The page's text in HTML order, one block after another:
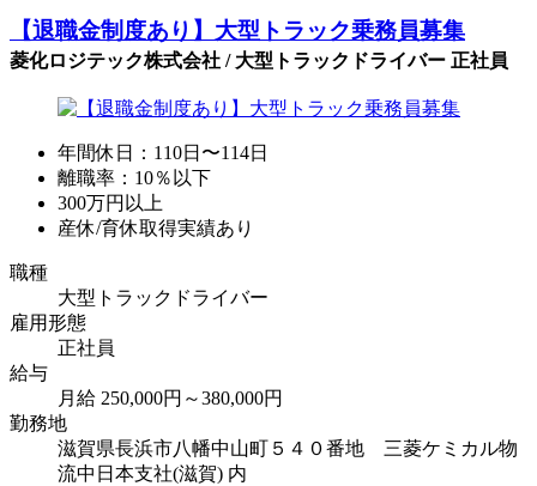
【退職金制度あり】大型トラック乗務員募集
菱化ロジテック株式会社 / 大型トラックドライバー 正社員
年間休日：110日〜114日
離職率：10％以下
300万円以上
産休/育休取得実績あり
職種
大型トラックドライバー
雇用形態
正社員
給与
月給 250,000円～380,000円
勤務地
滋賀県長浜市八幡中山町５４０番地 三菱ケミカル物
流中日本支社(滋賀) 内